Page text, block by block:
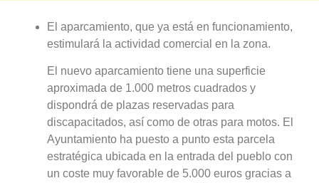
El aparcamiento, que ya está en funcionamiento,
estimulará la actividad comercial en la zona.
El nuevo aparcamiento tiene una superficie
aproximada de 1.000 metros cuadrados y
dispondrá de plazas reservadas para
discapacitados, así como de otras para motos. El
Ayuntamiento ha puesto a punto esta parcela
estratégica ubicada en la entrada del pueblo con
un coste muy favorable de 5.000 euros gracias a